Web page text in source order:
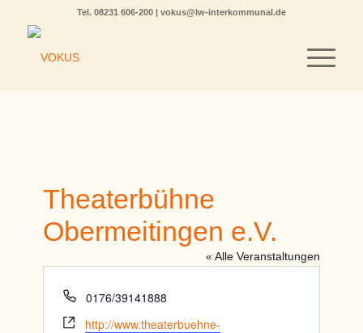
Tel. 08231 606-200 | vokus@lw-interkommunal.de
Theaterbühne
Obermeitingen e.V.
« Alle Veranstaltungen
Telefon
0176/39141888
Webseite
http://www.theaterbuehne-